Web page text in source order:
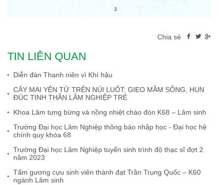
Chia sẻ
TIN LIÊN QUAN
Diễn đàn Thanh niên vì Khí hậu
CÂY MAI YÊN TỬ TRÊN NÚI LUỐT: GIEO MẦM SỐNG, HUN
ĐÚC TINH THẦN LÂM NGHIỆP TRẺ
Khoa Lâm tưng bừng và nồng nhiệt chào đón K68 – Lâm sinh
Trường Đại học Lâm Nghiệp thông báo nhập học - Đại học hệ
chính quy khóa 68
Trường Đại học Lâm Nghiệp tuyển sinh trình độ thạc sĩ đợt 2
năm 2023
Tấm gương cựu sinh viên thành đạt Trần Trung Quốc – K60
ngành Lâm sinh